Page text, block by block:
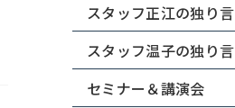
スタッフ正江の独り言
スタッフ温子の独り言
セミナー＆講演会